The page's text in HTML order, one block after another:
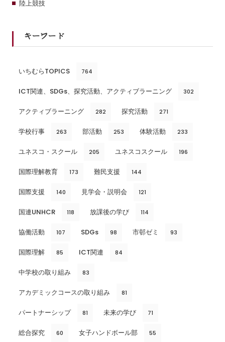
陸上競技
キーワード
いちむらTOPICS 764
ICT関連、SDGs、探究活動、アクティブラーニング 302
アクティブラーニング 282 探究活動 271
学校行事 263 部活動 253 体験活動 233
ユネスコ・スクール 205 ユネスコスクール 196
国際理解教育 173 難民支援 144
国際支援 140 見学会・説明会 121
国連UNHCR 118 放課後の学び 114
協働活動 107 SDGs 98 市邨ゼミ 93
国際理解 85 ICT関連 84
中学校の取り組み 83
アカデミックコースの取り組み 81
パートナーシップ 81 未来の学び 71
総合探究 60 女子ハンドボール部 55